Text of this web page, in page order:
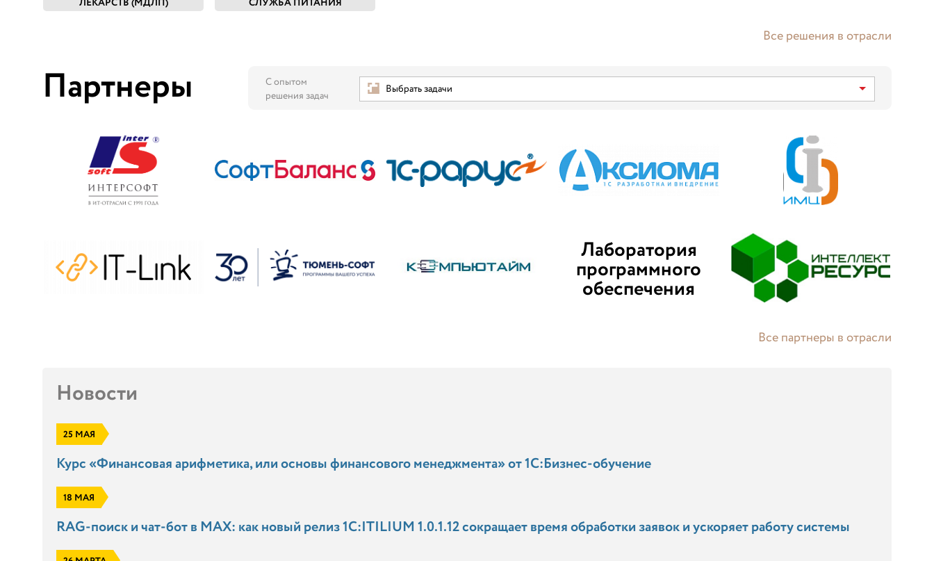
ЛЕКАРСТВ (МДЛП)
СЛУЖБА ПИТАНИЯ
Все решения в отрасли
Партнеры
С опытом
решения задач
Выбрать задачи
Лаборатория
программного
обеспечения
Все партнеры в отрасли
Новости
25 МАЯ
Курс «Финансовая арифметика, или основы финансового менеджмента» от 1С:Бизнес-обучение
18 МАЯ
RAG-поиск и чат-бот в MAX: как новый релиз 1С:ITILIUM 1.0.1.12 сокращает время обработки заявок и ускоряет работу системы